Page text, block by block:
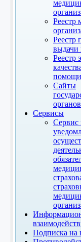
Реестр
Реестр
Реестр
помощи
Сайты
органов
Сервисы
Сервис
Подписка на